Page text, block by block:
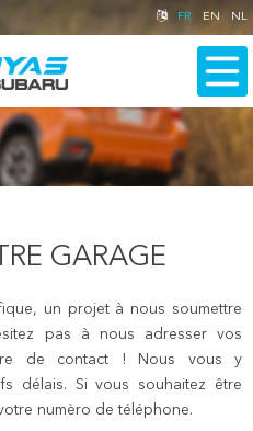
FR EN NL
GARAGE
un projet à nous soumettre
pas à nous adresser vos
de contact ! Nous vous y
délais. Si vous souhaitez être
numèro de téléphone.